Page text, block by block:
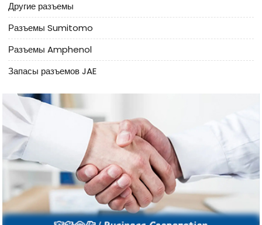
Другие разъемы
Разъемы Sumitomo
Разъемы Amphenol
Запасы разъемов JAE